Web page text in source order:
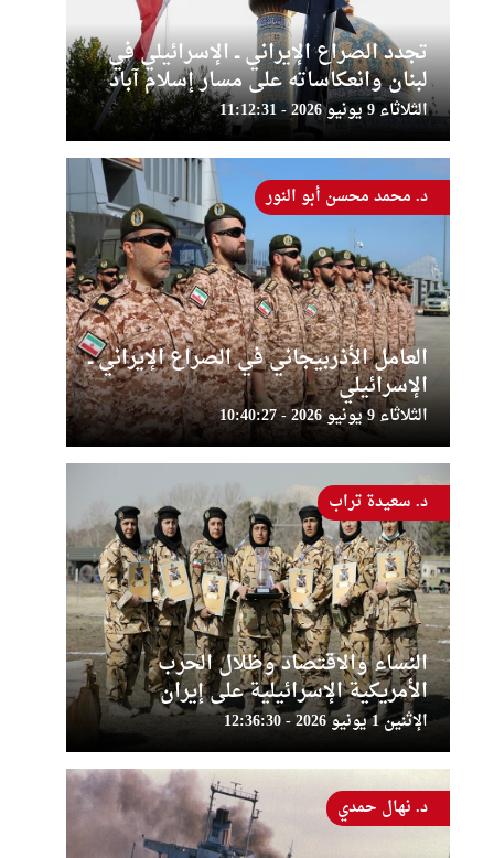
تجدد الصراع الإيراني ــ الإسرائيلي في
لبنان وانعكاساته على مسار إسلام آباد
الثلاثاء 9 يونيو 2026 - 11:12:31
العامل الأذربيجاني في الصراع الإيراني ــ
الإسرائيلي
الثلاثاء 9 يونيو 2026 - 10:40:27
د. محمد محسن أبو النور
النساء والاقتصاد وظلال الحرب
الأمريكية الإسرائيلية على إيران
الإثنين 1 يونيو 2026 - 12:36:30
د. سعيدة تراب
د. نهال حمدي